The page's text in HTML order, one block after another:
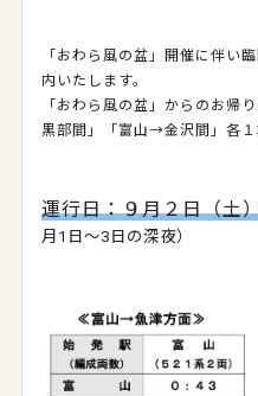
「おわら風の盆」開催に伴い
内いたします。
「おわら風の盆」からのお帰
黒部間」「富山→金沢間」各１
運行日：９月２日（土
月1日～3日の深夜）